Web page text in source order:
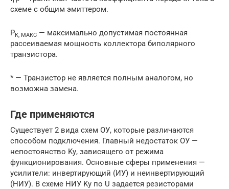
схеме с общим эмиттером.
PК, МАКС — максимально допустимая постоянная
рассеиваемая мощность коллектора биполярного
транзистора.
* — Транзистор не является полным аналогом, но
возможна замена.
Где применяются
Существует 2 вида схем ОУ, которые различаются
способом подключения. Главный недостаток ОУ —
непостоянство Kу, зависящего от режима
функционирования. Основные сферы применения —
усилители: инвертирующий (ИУ) и неинвертирующий
(НИУ). В схеме НИУ Kу по U задается резисторами